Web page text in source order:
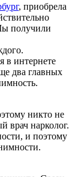
, приобрела
получили
в интернете
два главных
никто не
врач нарколог.
и поэтому